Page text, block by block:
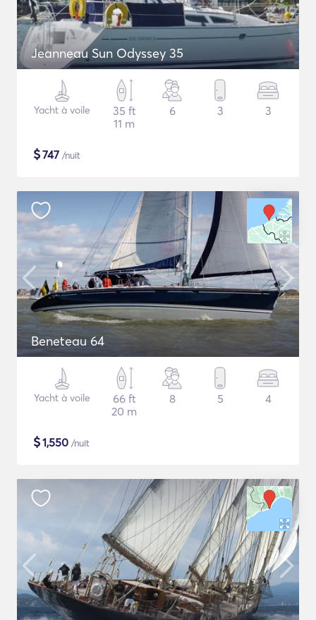
Jeanneau Sun Odyssey 35
Yacht à voile
35 ft
11 m
6 3 3
$747 /nuit
Beneteau 64
Yacht à voile
66 ft
20 m
8 5 4
$1,550 /nuit